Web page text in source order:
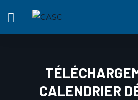
CALENDRIER